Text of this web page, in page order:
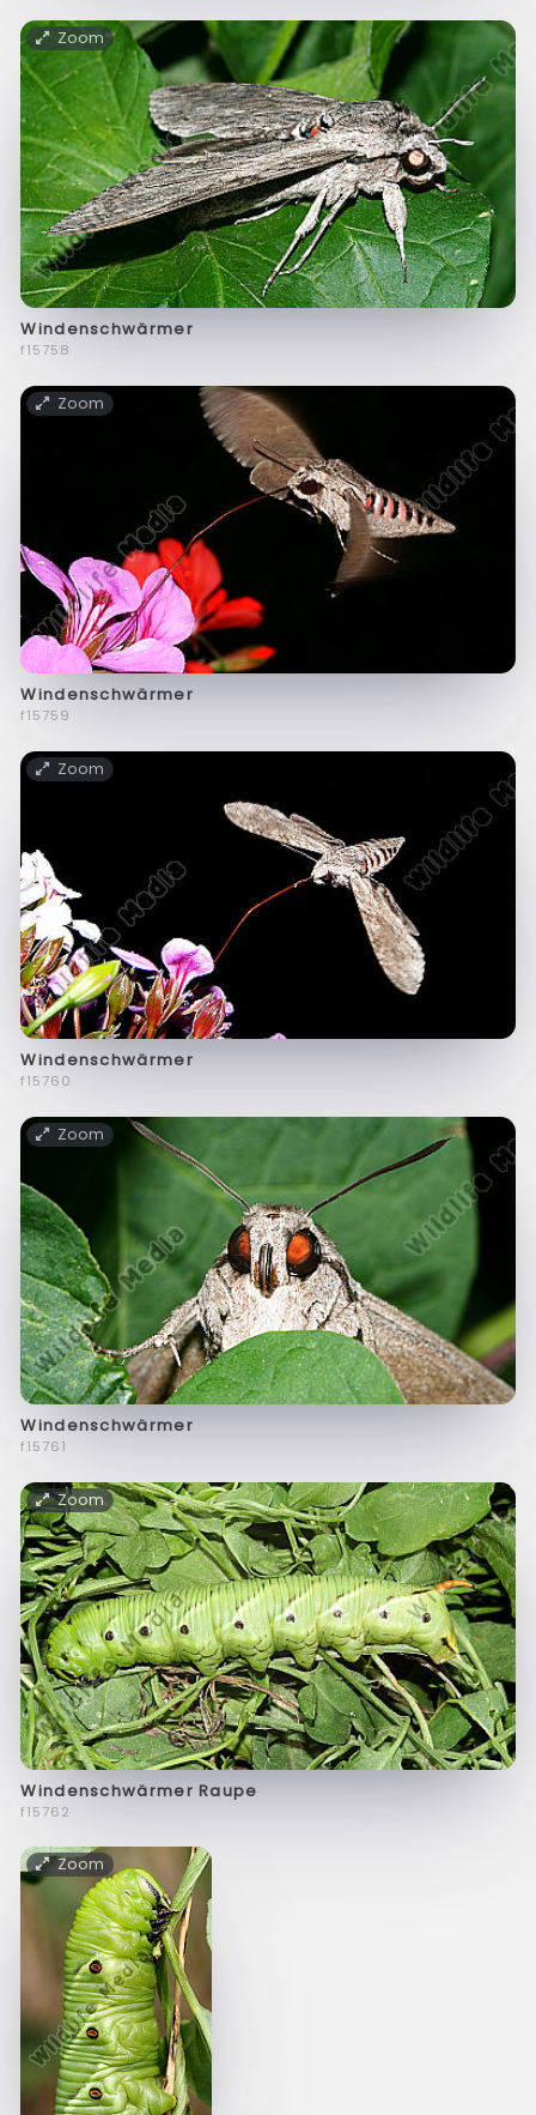
Zoom
Windenschwärmer
f15758
Zoom
Windenschwärmer
f15759
Zoom
Windenschwärmer
f15760
Zoom
Windenschwärmer
f15761
Zoom
Windenschwärmer Raupe
f15762
Zoom